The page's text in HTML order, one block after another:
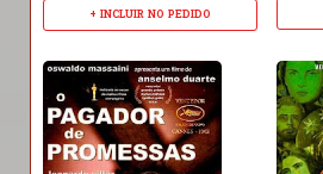
+ INCLUIR NO PEDIDO